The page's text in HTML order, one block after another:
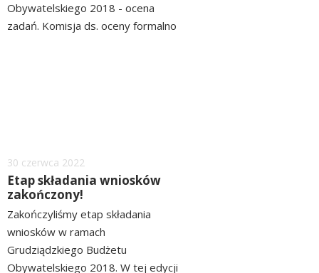
Obywatelskiego 2018 - ocena
zadań. Komisja ds. oceny formalno
Dodano
30 czerwca 2022
Etap składania wniosków
zakończony!
Zakończyliśmy etap składania
wniosków w ramach
Grudziądzkiego Budżetu
Obywatelskiego 2018. W tej edycji